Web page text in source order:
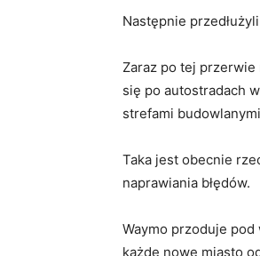
Następnie
Zaraz po tej przerwie
się po autostradach
strefami
Taka jest obecnie
naprawiania błędów.
Waymo przoduje
każde nowe miasto